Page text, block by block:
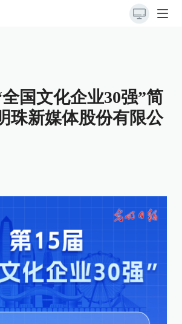
国文化企业30强”简
珠新媒体股份有限公